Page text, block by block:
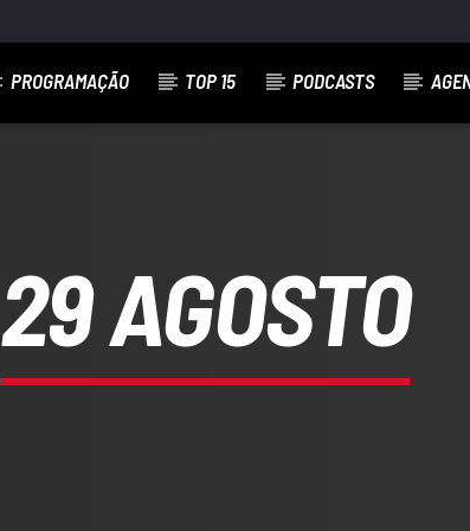
PROGRAMAÇÃO TOP 15 PODCASTS
29 AGOSTO